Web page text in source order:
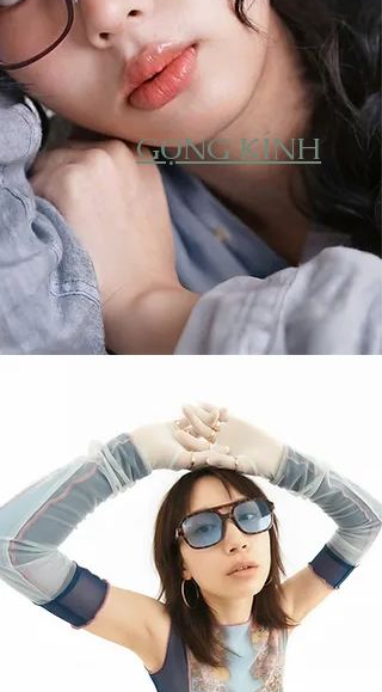
GỌNG KÍNH